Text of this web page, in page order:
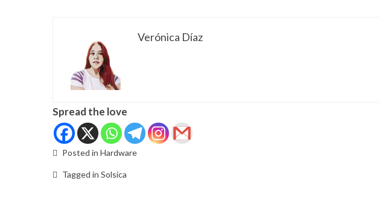
Verónica Díaz
Spread the love
Posted in Hardware
Tagged in Solsica